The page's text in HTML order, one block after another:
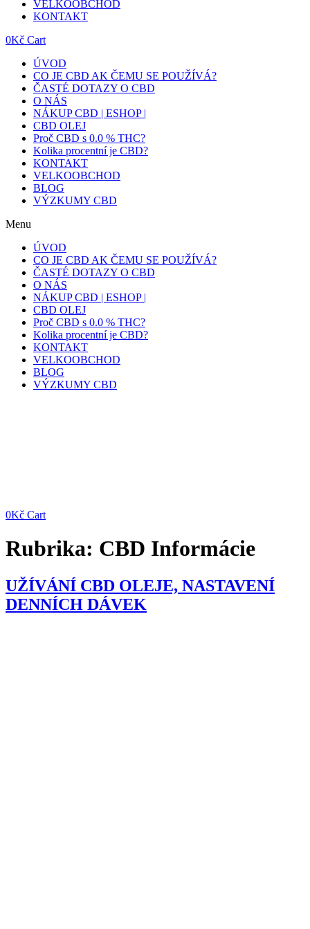
VELKOOBCHOD
KONTAKT
0Kč Cart
ÚVOD
CO JE CBD AK ČEMU SE POUŽÍVÁ?
ČASTÉ DOTAZY O CBD
O NÁS
NÁKUP CBD | ESHOP |
CBD OLEJ
Proč CBD s 0.0 % THC?
Kolika procentní je CBD?
KONTAKT
VELKOOBCHOD
BLOG
VÝZKUMY CBD
Menu
ÚVOD
CO JE CBD AK ČEMU SE POUŽÍVÁ?
ČASTÉ DOTAZY O CBD
O NÁS
NÁKUP CBD | ESHOP |
CBD OLEJ
Proč CBD s 0.0 % THC?
Kolika procentní je CBD?
KONTAKT
VELKOOBCHOD
BLOG
VÝZKUMY CBD
0Kč Cart
Rubrika: CBD Informácie
UŽÍVÁNÍ CBD OLEJE, NASTAVENÍ
DENNÍCH DÁVEK